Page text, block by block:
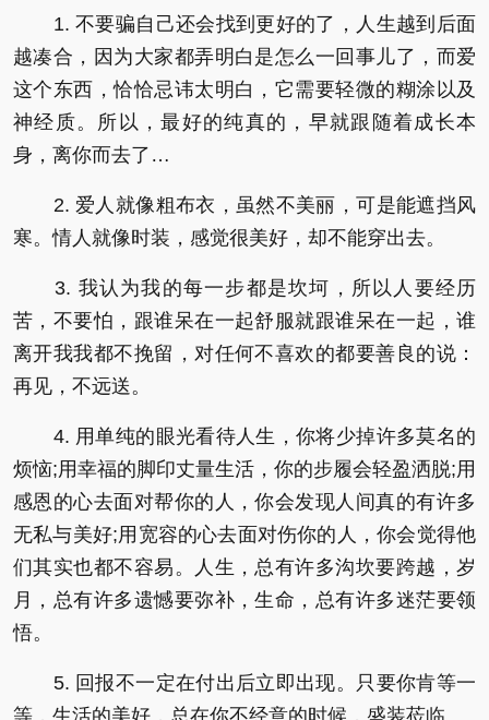
1. 不要骗自己还会找到更好的了，人生越到后面
越凑合，因为大家都弄明白是怎么一回事儿了，而爱
这个东西，恰恰忌讳太明白，它需要轻微的糊涂以及
神经质。所以，最好的纯真的，早就跟随着成长本
身，离你而去了…
2. 爱人就像粗布衣，虽然不美丽，可是能遮挡风
寒。情人就像时装，感觉很美好，却不能穿出去。
3. 我认为我的每一步都是坎坷，所以人要经历
苦，不要怕，跟谁呆在一起舒服就跟谁呆在一起，谁
离开我我都不挽留，对任何不喜欢的都要善良的说：
再见，不远送。
4. 用单纯的眼光看待人生，你将少掉许多莫名的
烦恼;用幸福的脚印丈量生活，你的步履会轻盈洒脱;用
感恩的心去面对帮你的人，你会发现人间真的有许多
无私与美好;用宽容的心去面对伤你的人，你会觉得他
们其实也都不容易。人生，总有许多沟坎要跨越，岁
月，总有许多遗憾要弥补，生命，总有许多迷茫要领
悟。
5. 回报不一定在付出后立即出现。只要你肯等一
等，生活的美好，总在你不经意的时候，盛装莅临。